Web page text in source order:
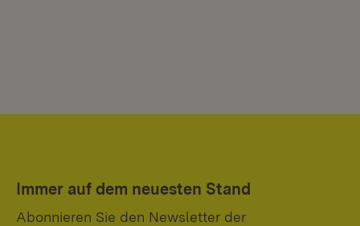
Immer auf dem neuesten Stand
Abonnieren Sie den Newsletter der